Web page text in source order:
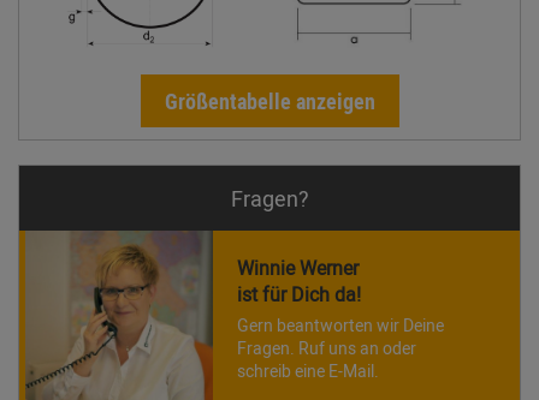
Größentabelle anzeigen
Fragen?
Winnie Werner
ist für Dich da!
Gern beantworten wir Deine
Fragen. Ruf uns an oder
schreib eine E-Mail.